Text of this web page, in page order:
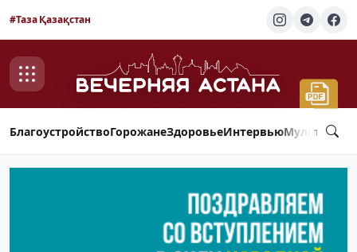
#Таза Қазақстан
БлагоустройствоГорожанеЗдоровьеИнтервью